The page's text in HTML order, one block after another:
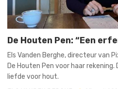
De Houten Pen: “Een
Els Vanden Berghe, directeur van
De Houten Pen voor haar
liefde voor hout.